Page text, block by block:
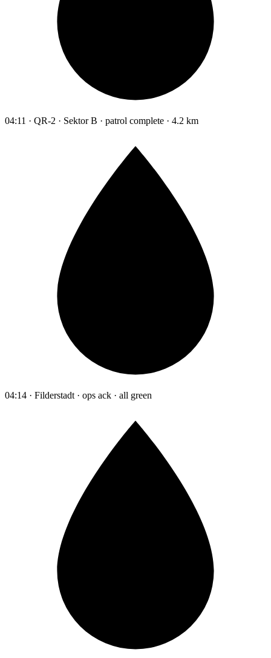
04:11 · QR-2 · Sektor B · patrol complete · 4.2 km
04:14 · Filderstadt · ops ack · all green